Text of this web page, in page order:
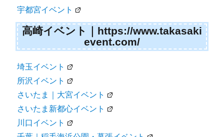
宇都宮イベント
高崎イベント｜https://www.takasaki
event.com/
埼玉イベント
所沢イベント
さいたま｜大宮イベント
さいたま新都心イベント
川口イベント